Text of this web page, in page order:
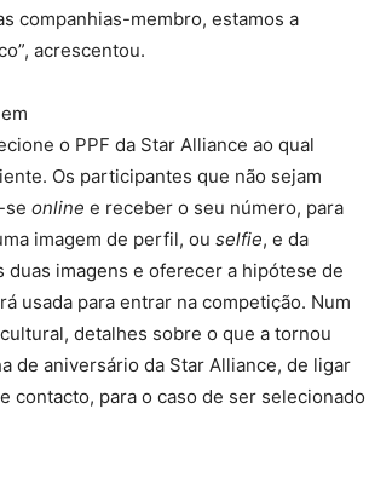
companhias-membro, estamos a
acrescentou.
o PPF da Star Alliance ao qual
Os participantes que não sejam
se online e receber o seu número, para
imagem de perfil, ou selfie, e da
imagens e oferecer a hipótese de
usada para entrar na competição. Num
detalhes sobre o que a tornou
de aniversário da Star Alliance, de ligar
contacto, para o caso de ser selecionado